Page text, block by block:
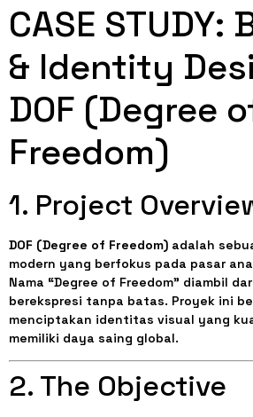
CASE STUDY:
& Identity
DOF (Degree
Freedom)
1. Project
DOF (Degree of Freedom) adalah
modern yang berfokus pada pasar
Nama “Degree of Freedom” diambil
berekspresi tanpa batas. Proyek ini
menciptakan identitas visual yang
memiliki daya saing global.
2. The Objective